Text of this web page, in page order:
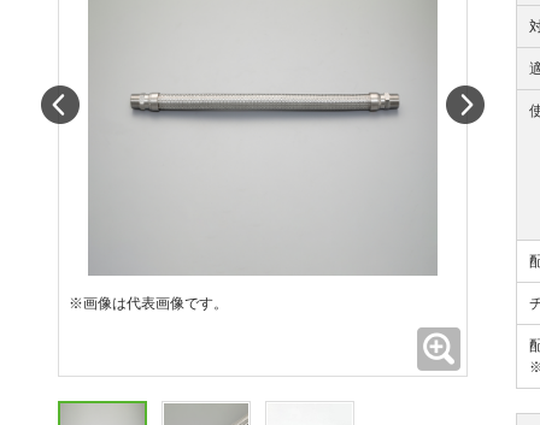
※画像は代表画像です。